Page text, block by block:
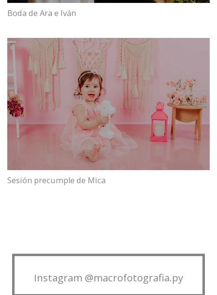
Boda de Ara e Iván
Sesión precumple de Mica
Instagram @macrofotografia.py